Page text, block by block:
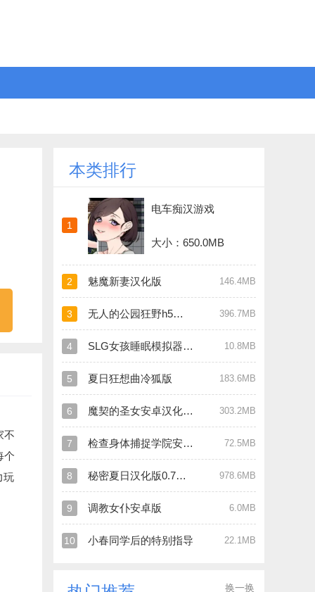
不
个
玩
本类排行
1
电车痴汉游戏
大小：650.0MB
2 魅魔新妻汉化版 146.4MB
3 无人的公园狂野h5汉化版 396.7MB
4 SLG女孩睡眠模拟器安卓直装汉化版 10.8MB
5 夏日狂想曲冷狐版 183.6MB
6 魔契的圣女安卓汉化直装版 303.2MB
7 检查身体捕捉学院安卓直装版 72.5MB
8 秘密夏日汉化版0.7安卓版 978.6MB
9 调教女仆安卓版 6.0MB
10 小春同学后的特别指导 22.1MB
换一换